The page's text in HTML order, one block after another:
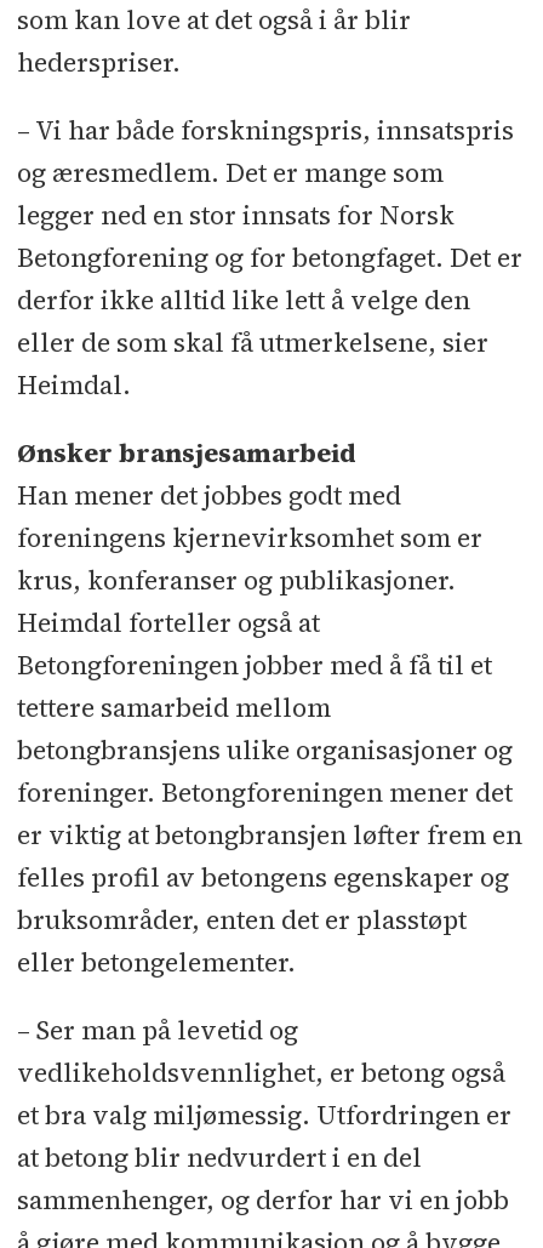
som kan love at det også i år blir
hederspriser.
– Vi har både forskningspris, innsatspris
og æresmedlem. Det er mange som
legger ned en stor innsats for Norsk
Betongforening og for betongfaget. Det er
derfor ikke alltid like lett å velge den
eller de som skal få utmerkelsene, sier
Heimdal.
Ønsker bransjesamarbeid
Han mener det jobbes godt med
foreningens kjernevirksomhet som er
krus, konferanser og publikasjoner.
Heimdal forteller også at
Betongforeningen jobber med å få til et
tettere samarbeid mellom
betongbransjens ulike organisasjoner og
foreninger. Betongforeningen mener det
er viktig at betongbransjen løfter frem en
felles profil av betongens egenskaper og
bruksområder, enten det er plasstøpt
eller betongelementer.
– Ser man på levetid og
vedlikeholdsvennlighet, er betong også
et bra valg miljømessig. Utfordringen er
at betong blir nedvurdert i en del
sammenhenger, og derfor har vi en jobb